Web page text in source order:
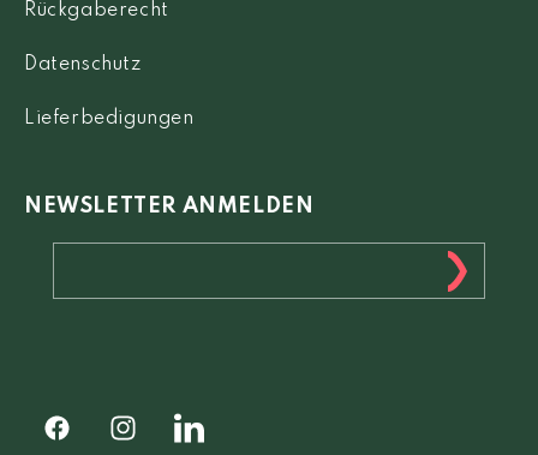
Rückgaberecht
Datenschutz
Lieferbedigungen
NEWSLETTER ANMELDEN
FacebookInstagramFacebook